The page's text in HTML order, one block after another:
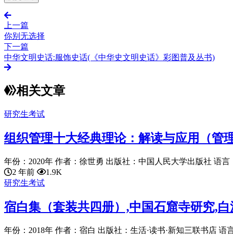
上一篇
你别无选择
下一篇
中华文明史话:服饰史话(《中华史文明史话》彩图普及丛书)
相关文章
研究生考试
组织管理十大经典理论：解读与应用（管
年份：2020年 作者：徐世勇 出版社：中国人民大学出版社 语言
2 年前
1.9K
研究生考试
宿白集（套装共四册）,中国石窟寺研究,
年份：2018年 作者：宿白 出版社：生活·读书·新知三联书店 语